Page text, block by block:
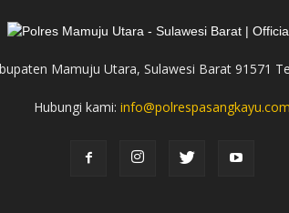
Mamuju Utara, Sulawesi Barat 91571
Hubungi kami: info@polrespasangkayu.com